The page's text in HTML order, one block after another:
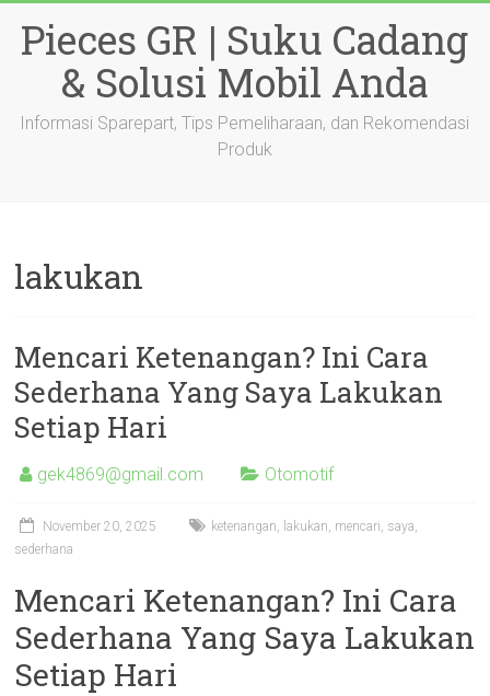
content
Pieces GR | Suku Cadang
& Solusi Mobil Anda
Informasi Sparepart, Tips Pemeliharaan, dan Rekomendasi
Produk
lakukan
Mencari Ketenangan? Ini Cara
Sederhana Yang Saya Lakukan
Setiap Hari
gek4869@gmail.com Otomotif
November 20, 2025 ketenangan, lakukan, mencari, saya,
sederhana
Mencari Ketenangan? Ini Cara
Sederhana Yang Saya Lakukan
Setiap Hari